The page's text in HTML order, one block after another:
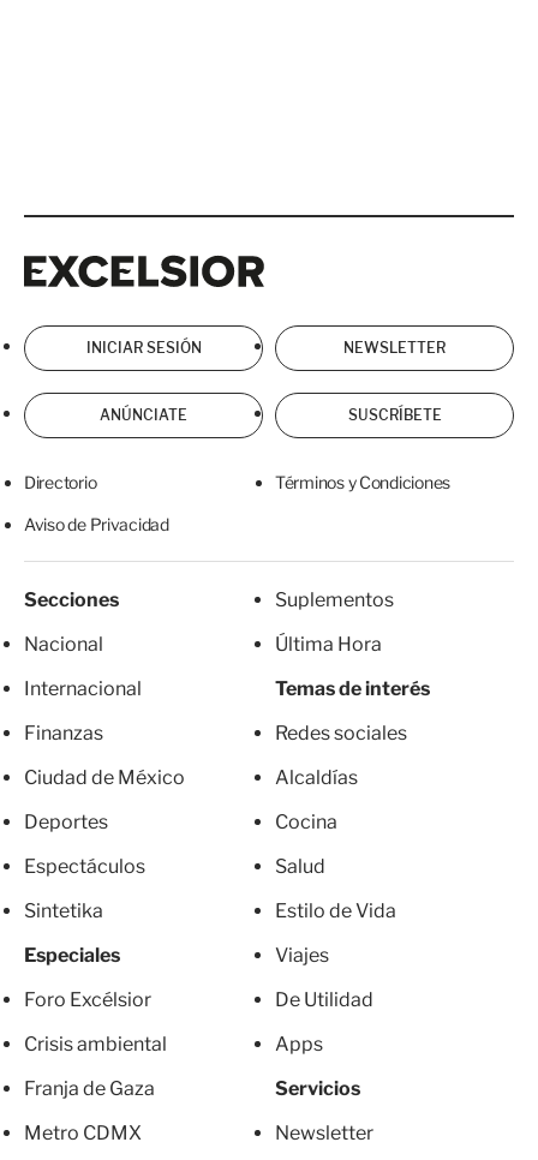
INICIAR SESIÓN NEWSLETTER
ANÚNCIATE SUSCRÍBETE
Directorio Términos y Condiciones
Aviso de Privacidad
Secciones
Nacional
Internacional
Finanzas
Ciudad de México
Deportes
Espectáculos
Sintetika
Especiales
Foro Excélsior
Crisis ambiental
Franja de Gaza
Metro CDMX
Suplementos
Última Hora
Temas de interés
Redes sociales
Alcaldías
Cocina
Salud
Estilo de Vida
Viajes
De Utilidad
Apps
Servicios
Newsletter